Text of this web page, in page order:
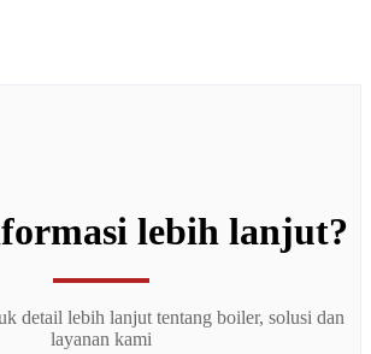
lebih lanjut?
detail lebih lanjut tentang boiler, solusi dan
layanan kami